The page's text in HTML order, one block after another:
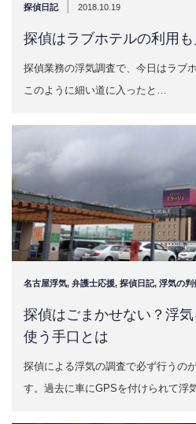
探偵日記 2018.10.19
探偵はラブホテルの利用
探偵業務の浮気調査で、今日はラブ
このように細い道に入ったと…
名古屋浮気, 弁護士応援, 探偵日記, 浮気の判
探偵はごまかせない？浮
使う手口とは
探偵による浮気の調査で必ず行うの
す。過去に車にGPSを付けられて浮